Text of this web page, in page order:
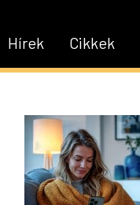
Cikkek
Hírek